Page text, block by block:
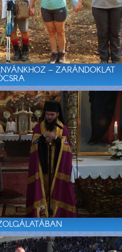
– ZARÁNDOKLAT